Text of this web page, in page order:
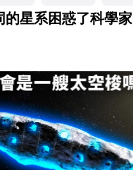
的星系困惑了科學家